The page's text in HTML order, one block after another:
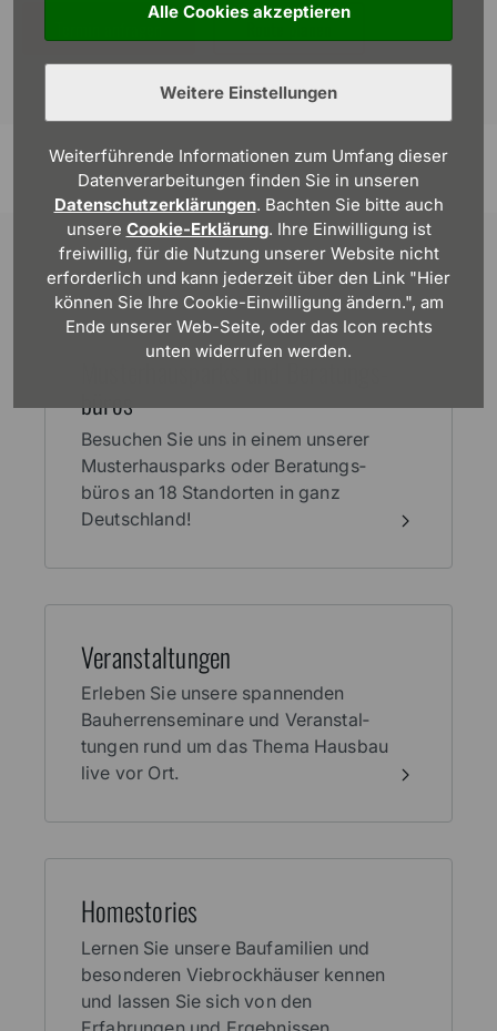
Alle Cookies akzeptieren
Weitere Einstellungen
Weiterführende Informationen zum Umfang dieser
Datenverarbeitungen finden Sie in unseren
Datenschutzerklärungen. Bachten Sie bitte auch
unsere Cookie-Erklärung. Ihre Einwilligung ist
freiwillig, für die Nutzung unserer Website nicht
erforderlich und kann jederzeit über den Link "Hier
können Sie Ihre Cookie-Einwilligung ändern.", am
Ende unserer Web-Seite, oder das Icon rechts
unten widerrufen werden.
Route planen
Muster­haus­parks und Beratungs­
büros
Besuchen Sie uns in einem unserer
Muster­haus­parks oder Beratungs­
büros an 18 Stand­orten in ganz
Deutschland!
Veran­stal­tungen
Erleben Sie unsere spannenden
Bauherren­seminare und Veranstal­
tungen rund um das Thema Haus­bau
live vor Ort.
Home­stories
Lernen Sie unsere Baufamilien und
besonderen Viebrockhäuser kennen
und lassen Sie sich von den